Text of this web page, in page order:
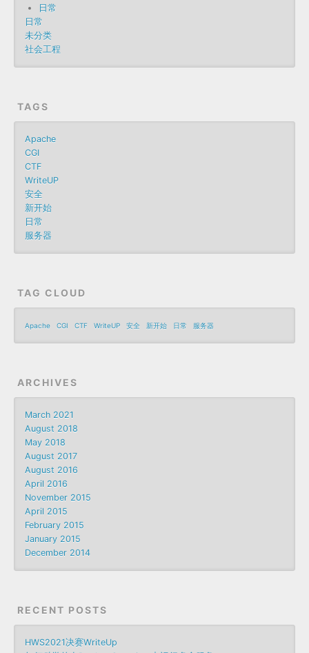
日常
日常
未分类
社会工程
TAGS
Apache
CGI
CTF
WriteUP
安全
新开始
日常
服务器
TAG CLOUD
Apache CGI CTF WriteUP 安全 新开始 日常 服务器
ARCHIVES
March 2021
August 2018
May 2018
August 2017
August 2016
April 2016
November 2015
April 2015
February 2015
January 2015
December 2014
RECENT POSTS
HWS2021决赛WriteUp